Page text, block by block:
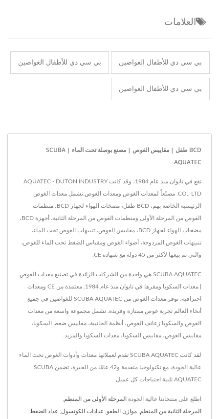
العلامات
بي سي دي للأطفال الغواصين بي سي دي للأطفال الغواصين
بي سي دي للأطفال الغواصين
BCD طفل | مقاييس الغوص | مصنع بوصلة تحت الماء | SCUBA
AQUATEC
تقع في تايوان منذ عام 1984، وقد كانت AQUATEC - DUTON INDUSTRY
CO., LTD. مصنّعاً لمعدات الغوص ومعدات الغوص.تشمل معدات الغوص
الرئيسية الخاصة بهم، BCD طفل، مضخات الهواء لجهاز BCD، منظمات
الغوص من المرحلة الأولى ومنظمات الغوص من المرحلة الثانية، أجهزة BCD،
مضخات الهواء لجهاز BCD، مقاييس الغوص، تنبيهات الغوص تحت الماء،
تنبيهات الغوص المزدوجة، أضواء الغوص ومقياس الضغط تحت الماء للغوص،
والتي تم بيعها لأكثر من 45 دولة مع شهادة CE.
SCUBA AQUATEC هي واحدة من الشركات الرائدة في تصنيع معدات الغوص
| معدات السكوبا ومقرها في تايوان منذ عام 1984. معتمدة من CE ومعدات
احترافية، توفر معدات الغوص من SCUBA AQUATEC للغواصين في جميع
أنحاء العالم تجربة غوص ممتازة وفريدة. تشمل مجموعة واسعة من معدات
الغوص والسكوبا زعانف الغوص، أنظمة الجانبية، مقاييس ضغط السكوبا،
مقاييس الغوص، مقاييس السكوبا، معدات السكوبا والمزيد.
لقد كانت SCUBA AQUATEC تقدم لعملائها معدات وأدوات الغوص تحت الماء
عالية الجودة، مع تكنولوجيا متقدمة و42 عامًا من الخبرة، تضمن SCUBA
AQUATEC تلبية احتياجات كل عميل.
اطلع على منتجاتنا عالية الجودة المرحلة الأولى من المنظم
المرحلة الثانية من المنظم موازن الطفو عدادات الكونسول عداد الضغط